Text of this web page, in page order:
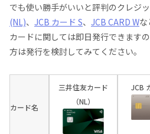
でも使い勝手がいいと評判のクレジ
(NL)、 JCB カード S、 JCB CARD W
カードに関しては即日発行できます
方は発行を検討してみてください。
カード名
三井住友カード
（NL）
JCB